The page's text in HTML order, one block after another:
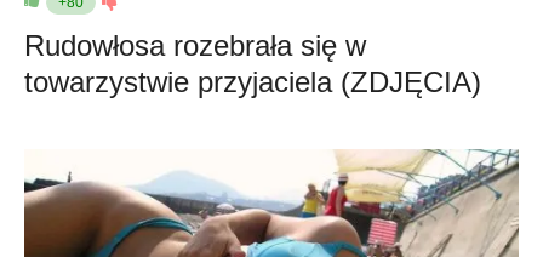
Rudowłosa rozebrała się w
towarzystwie przyjaciela (ZDJĘCIA)